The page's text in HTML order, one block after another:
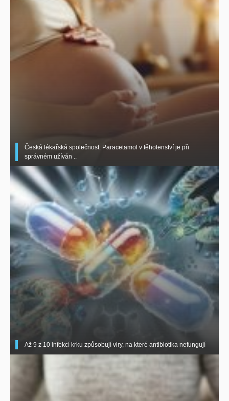
Česká lékařská společnost: Paracetamol v těhotenství je při
správném užíván ..
Až 9 z 10 infekcí krku způsobují viry, na které antibiotika nefungují